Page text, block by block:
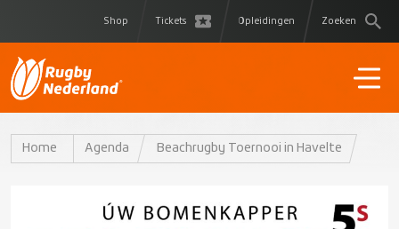
Shop Tickets Opleidingen Zoeken
Home Agenda Beachrugby Toernooi in Havelte